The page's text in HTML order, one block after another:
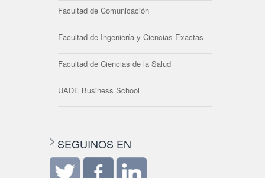
Facultad de Comunicación
Facultad de Ingeniería y Ciencias Exactas
Facultad de Ciencias de la Salud
UADE Business School
SEGUINOS EN